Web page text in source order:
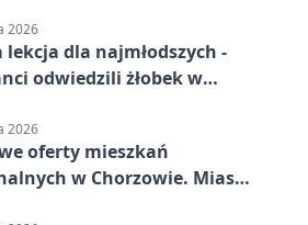
2026
lekcja dla najmłodszych -
odwiedzili żłobek w
2026
oferty mieszkań
w Chorzowie. Miasto